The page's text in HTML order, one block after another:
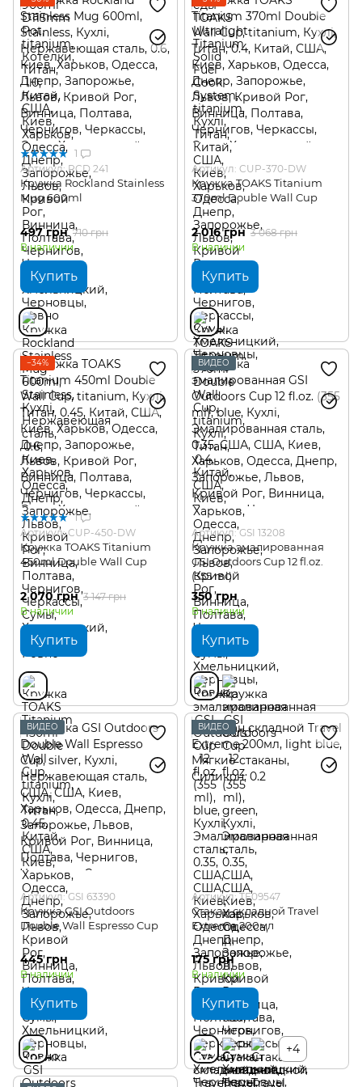
1
Артикул: RCD 241
Кружка Rockland Stainless
Mug 600ml
497 грн 710 грн
В наличии
Купить
Артикул: CUP-370-DW
Кружка TOAKS Titanium
370ml Double Wall Cup
2 016 грн 3 068 грн
В наличии
Купить
−34%
1
Артикул: CUP-450-DW
Кружка TOAKS Titanium
450ml Double Wall Cup
2 070 грн 3 147 грн
В наличии
Купить
ВИДЕО
Артикул: GSI 13208
Кружка эмалированная
GSI Outdoors Cup 12 fl.oz.
(355 ml)
350 грн
В наличии
Купить
ВИДЕО
Артикул: GSI 63390
Кружка GSI Outdoors
Double Wall Espresso Cup
445 грн
В наличии
Купить
ВИДЕО
Артикул: TE09547
Стакан складной Travel
Extreme 200мл
175 грн
В наличии
Купить
+4